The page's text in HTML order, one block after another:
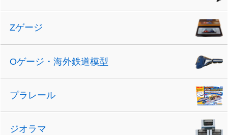
Zゲージ
Oゲージ・海外鉄道模型
プラレール
ジオラマ